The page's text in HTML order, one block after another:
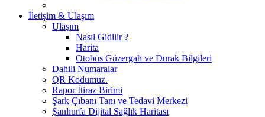
İletişim & Ulaşım
Ulaşım
Nasıl Gidilir ?
Harita
Otobüs Güzergah ve Durak Bilgileri
Dahili Numaralar
QR Kodumuz.
Rapor İtiraz Birimi
Şark Çıbanı Tanı ve Tedavi Merkezi
Şanlıurfa Dijital Sağlık Haritası